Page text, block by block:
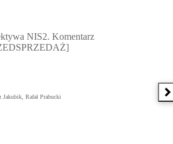
NIS2. Komentarz [PRZEDSPRZEDAŻ],
NIS2. Komentarz
Jakubik, Rafał Prabucki